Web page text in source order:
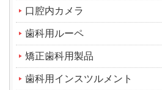
口腔内カメラ
歯科用ルーペ
矯正歯科用製品
歯科用インスツルメント